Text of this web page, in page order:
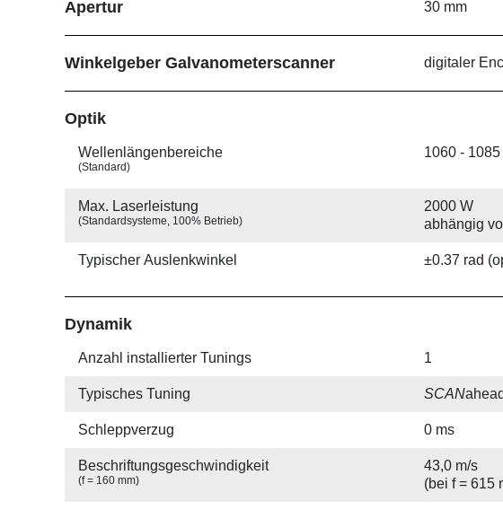
i
g
a
o
n
Apertur 30 mm
Winkelgeber Galvanometer­scanner digitaler
Show
Optik
Wellenlängen­bereiche
(Standard)
1060 - 1085
Max. Laserleistung
(Standardsysteme, 100% Betrieb)
2000 W
abhängig
Typischer Auslenkwinkel ±0.37 rad
Show
Dynamik
Anzahl installierter Tunings 1
Typisches Tuning SCANahead
Schleppverzug 0 ms
Beschriftungs­geschwindigkeit
(f = 160 mm)
43,0 m/s
(bei f = 615